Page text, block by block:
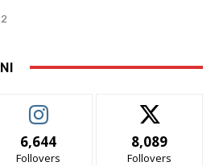
6,644
Follovers
8,089
Follovers